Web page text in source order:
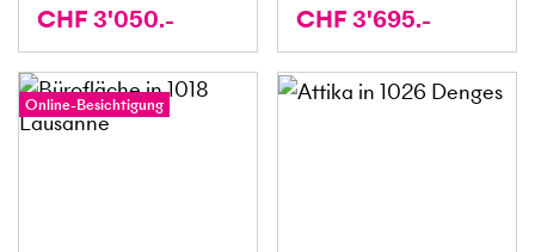
CHF 3'050.- CHF 3'695.-
Online-Besichtigung